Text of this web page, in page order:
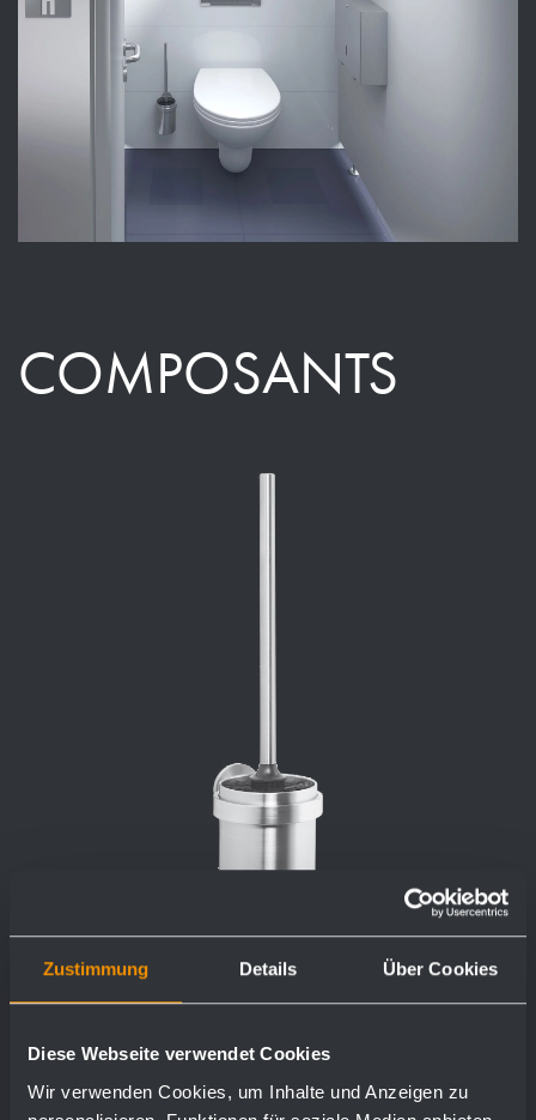
Zustimmung Details Über Cookies
Diese Webseite verwendet Cookies
Wir verwenden Cookies, um Inhalte und Anzeigen zu
COMPOSANTS
Garniture de brosse AC261
97 x 391 x 129 mm